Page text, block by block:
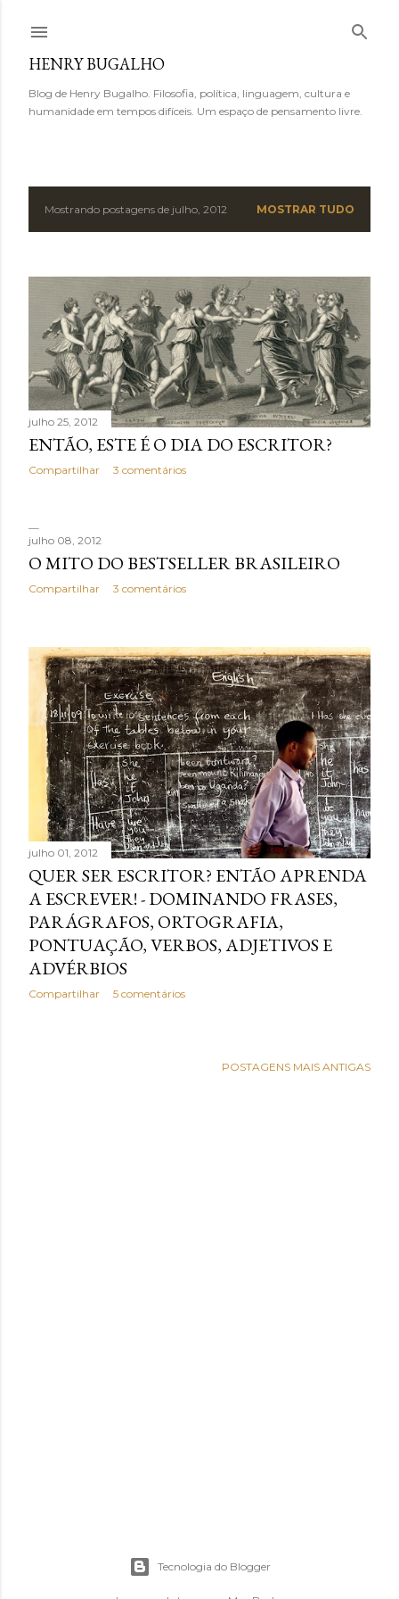
HENRY BUGALHO
Blog de Henry Bugalho. Filosofia, política, linguagem, cultura e
humanidade em tempos difíceis. Um espaço de pensamento livre.
P
a
g
e
n
Mostrando postagens de julho, 2012 MOSTRAR TUDO
julho 25, 2012
ENTÃO, ESTE É O DIA DO ESCRITOR?
Compartilhar 3 comentários
julho 08, 2012
O MITO DO BESTSELLER BRASILEIRO
Compartilhar 3 comentários
julho 01, 2012
QUER SER ESCRITOR? ENTÃO APRENDA
A ESCREVER! - DOMINANDO FRASES,
PARÁGRAFOS, ORTOGRAFIA,
PONTUAÇÃO, VERBOS, ADJETIVOS E
ADVÉRBIOS
Compartilhar 5 comentários
POSTAGENS MAIS ANTIGAS
Tecnologia do Blogger